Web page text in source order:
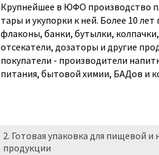
Крупнейшее в ЮФО производство
тары и укупорки к ней. Более 10
флаконы, банки, бутылки,
отсекатели, дозаторы и другие
покупатели - производители
питания, бытовой химии, БАДов и
2. Готовая упаковка для пищевой
продукции